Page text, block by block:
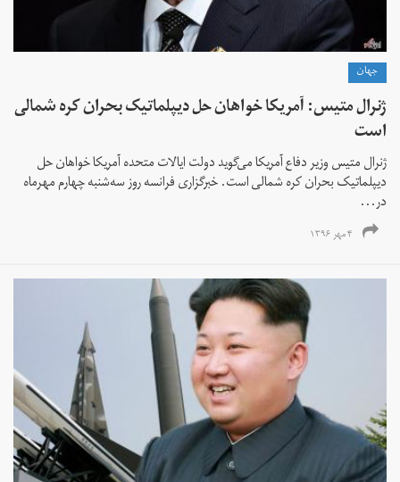
جهان
ژنرال متیس: آمریکا خواهان حل دیپلماتیک بحران کره شمالی
است
ژنرال متیس وزیر دفاع آمریکا می‌گوید دولت ایالات متحده آمریکا خواهان حل
دیپلماتیک بحران کره شمالی است. خبرگزاری فرانسه روز سه‌شنبه چهارم مهرماه
در...
۴ مهر ۱۳۹۶